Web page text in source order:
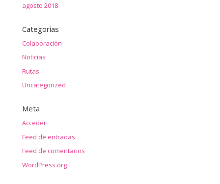
agosto 2018
Categorías
Colaboración
Noticias
Rutas
Uncategorized
Meta
Acceder
Feed de entradas
Feed de comentarios
WordPress.org